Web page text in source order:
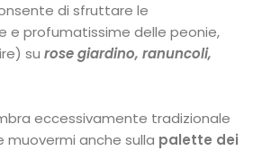
di sfruttare le
e profumatissime delle peonie,
surose giardino, ranuncoli,
eccessivamente tradizionale
anche sulla palette dei